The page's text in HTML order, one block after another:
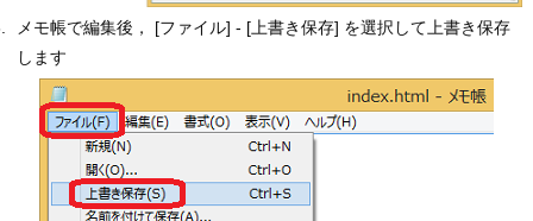
メモ帳で編集後， [ファイル] - [上書き保存] を選択して上書き保存
します